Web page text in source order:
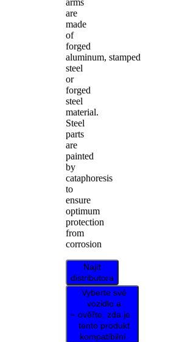
are
made
of
forged
aluminum, stamped
steel
or
forged
steel
material.
Steel
parts
are
painted
by
cataphoresis
to
ensure
optimum
protection
from
corrosion
Najít
distributora
Vyberte své
vozidlo a
ověřte, zda je
tento produkt
kompatibilní.